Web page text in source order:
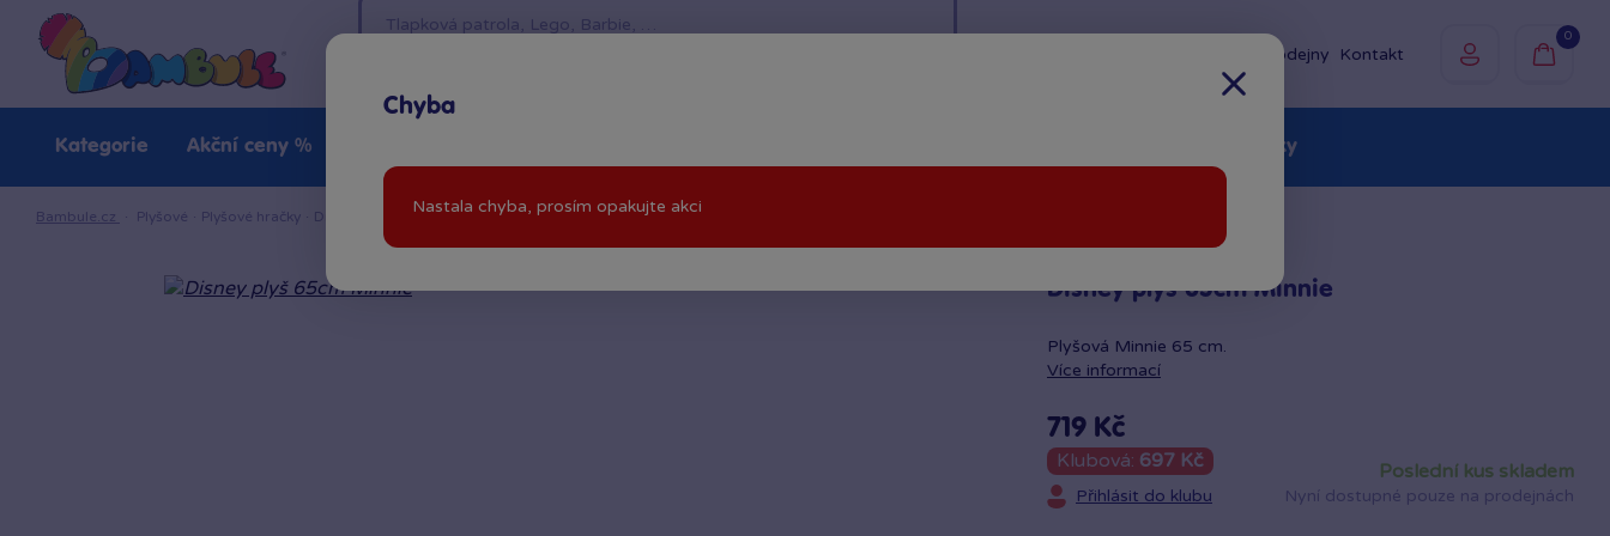
Prodejny Kontakt
0
Kategorie Akční ceny % Značky
Bambule.cz · Plyšové · Plyšové hračky Disney plyš 65cm Minnie
Disney plyš 65cm Minnie
Plyšová Minnie 65 cm.
Více informací
719 Kč
Klubová: 697 Kč
Přihlásit do klubu
poslední kus skladem
Nyní dostupné pouze na prodejnách
Chyba
Nastala chyba, prosím opakujte akci